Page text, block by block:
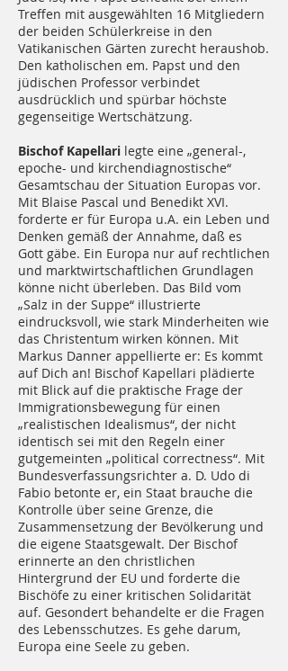
Treffen mit ausgewählten 16 Mitgliedern
der beiden Schülerkreise in den
Vatikanischen Gärten zurecht heraushob.
Den katholischen em. Papst und den
jüdischen Professor verbindet
ausdrücklich und spürbar höchste
gegenseitige Wertschätzung.
Bischof Kapellari legte eine „general-,
epoche- und kirchendiagnostische“
Gesamtschau der Situation Europas vor.
Mit Blaise Pascal und Benedikt XVI.
forderte er für Europa u.A. ein Leben und
Denken gemäß der Annahme, daß es
Gott gäbe. Ein Europa nur auf rechtlichen
und marktwirtschaftlichen Grundlagen
könne nicht überleben. Das Bild vom
„Salz in der Suppe“ illustrierte
eindrucksvoll, wie stark Minderheiten wie
das Christentum wirken können. Mit
Markus Danner appellierte er: Es kommt
auf Dich an! Bischof Kapellari plädierte
mit Blick auf die praktische Frage der
Immigrationsbewegung für einen
„realistischen Idealismus“, der nicht
identisch sei mit den Regeln einer
gutgemeinten „political correctness“. Mit
Bundesverfassungsrichter a. D. Udo di
Fabio betonte er, ein Staat brauche die
Kontrolle über seine Grenze, die
Zusammensetzung der Bevölkerung und
die eigene Staatsgewalt. Der Bischof
erinnerte an den christlichen
Hintergrund der EU und forderte die
Bischöfe zu einer kritischen Solidarität
auf. Gesondert behandelte er die Fragen
des Lebensschutzes. Es gehe darum,
Europa eine Seele zu geben.